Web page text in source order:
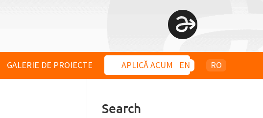
GALERIE DE PROIECTE APLICĂ ACUM EN RO
Search